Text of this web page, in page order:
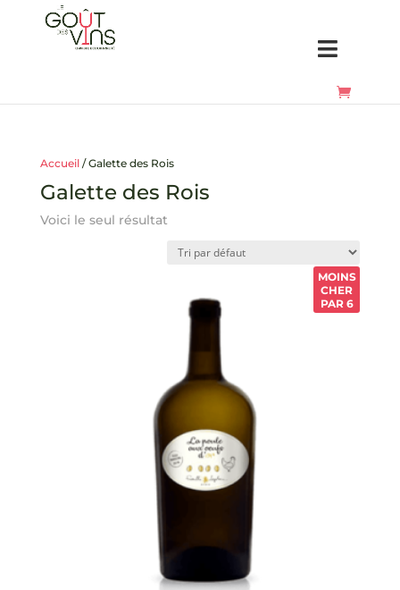
Accueil/ Galette des Rois
Galette des Rois
Voici le seul résultat
MOINS
CHER
PAR 6